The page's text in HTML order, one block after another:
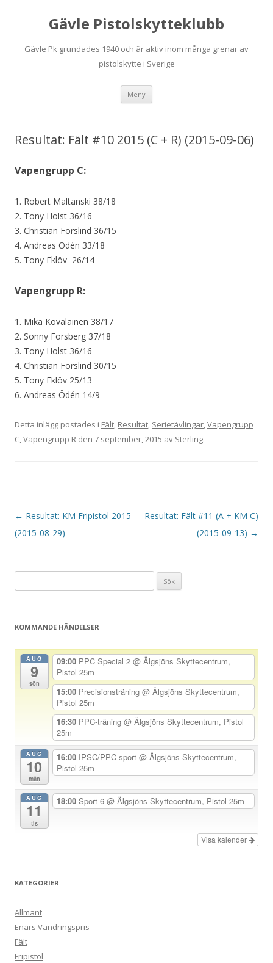
Gävle Pistolskytteklubb
Gävle Pk grundades 1940 och är aktiv inom många grenar av
pistolskytte i Sverige
Meny
Resultat: Fält #10 2015 (C + R) (2015-09-06)
Vapengrupp C:
1. Robert Maltanski 38/18
2. Tony Holst 36/16
3. Christian Forslind 36/15
4. Andreas Ödén 33/18
5. Tony Eklöv 26/14
Vapengrupp R:
1. Mika Kovalainen 38/17
2. Sonny Forsberg 37/18
3. Tony Holst 36/16
4. Christian Forslind 30/15
5. Tony Eklöv 25/13
6. Andreas Ödén 14/9
Detta inlägg postades i Fält, Resultat, Serietävlingar,Vapengrupp
C,Vapengrupp R den 7 september, 2015 av Sterling.
I
n
a
g
← Resultat: KM Fripistol 2015
(2015-08-29)
Resultat: Fält #11 (A + KM C)
(2015-09-13) →
efter:
KOMMANDE HÄNDELSER
AUG
9
sön
09:00 PPC Special 2 @ Älgsjöns Skyttecentrum,
Pistol 25m
15:00 Precisionsträning @ Älgsjöns Skyttecentrum,
Pistol 25m
16:30 PPC-träning @ Älgsjöns Skyttecentrum, Pistol
25m
AUG
10
mån
16:00 IPSC/PPC-sport @ Älgsjöns Skyttecentrum,
Pistol 25m
AUG
11
tis
18:00 Sport 6 @ Älgsjöns Skyttecentrum, Pistol 25m
Visa kalender
KATEGORIER
Allmänt
Enars Vandringspris
Fält
Fripistol